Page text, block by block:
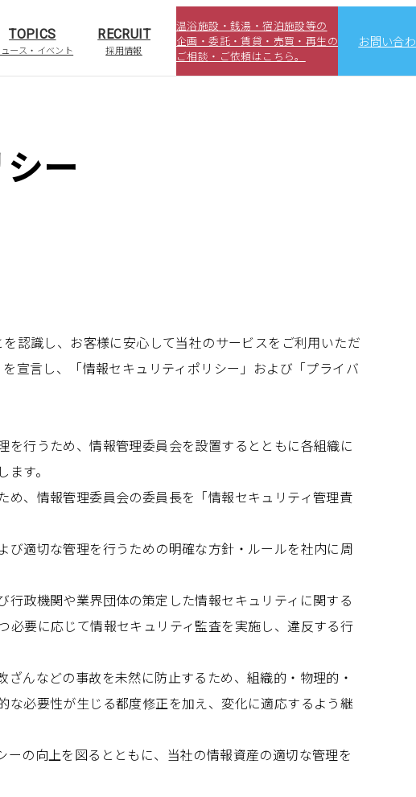
TOPICS
ース・イベント
RECRUIT
採用情報
温浴施設・銭湯・宿泊施設等の
企画・委託・賃貸・売買・再生の
ご相談・ご依頼はこちら。
お問い合
ー
認識し、お客様に安心して当社のサービスをご利用いただ
宣言し、「情報セキュリティポリシー」および「プライバ
行うため、情報管理委員会を設置するとともに各組織に
す。
、情報管理委員会の委員長を「情報セキュリティ管理責
適切な管理を行うための明確な方針・ルールを社内に周
政機関や業界団体の策定した情報セキュリティに関する
要に応じて情報セキュリティ監査を実施し、違反する行
んなどの事故を未然に防止するため、組織的・物理的・
必要性が生じる都度修正を加え、変化に適応するよう継
の向上を図るとともに、当社の情報資産の適切な管理を